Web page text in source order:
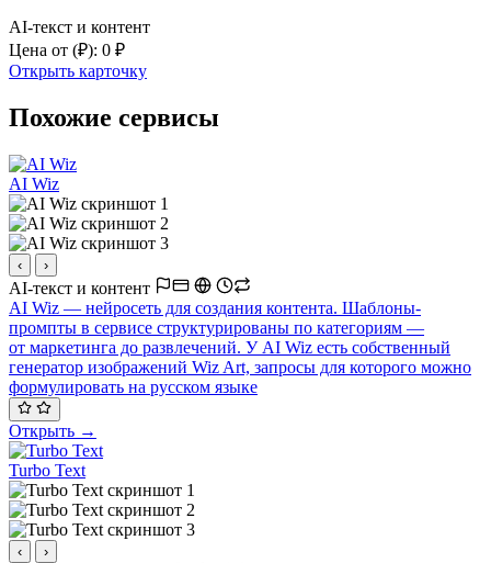
AI-текст и контент
Цена от (₽): 0 ₽
Открыть карточку
Похожие сервисы
AI Wiz
‹ ›
AI-текст и контент
AI Wiz — нейросеть для создания контента. Шаблоны-
промпты в сервисе структурированы по категориям —
от маркетинга до развлечений. У AI Wiz есть собственный
генератор изображений Wiz Art, запросы для которого можно
формулировать на русском языке
Открыть →
Turbo Text
‹ ›